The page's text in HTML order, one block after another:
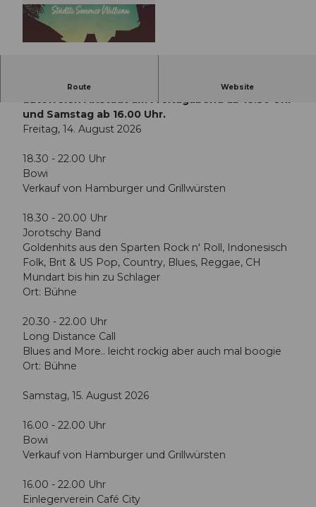
Route Website
Geniessen, Begegnen und Austauschen in der
autofreien Altstadt am Freitagabend ab 18.30 Uhr
und Samstag ab 16.00 Uhr.
Freitag, 14. August 2026
18.30 - 22.00 Uhr
Bowi
Verkauf von Hamburger und Grillwürsten
18.30 - 20.00 Uhr
Jorotschy Band
Goldenhits aus den Sparten Rock n' Roll, Indonesisch
Folk, Brit & US Pop, Country, Blues, Reggae, CH
Mundart bis hin zu Schlager
Ort: Bühne
20.30 - 22.00 Uhr
Long Distance Call
Blues and More.. leicht rockig aber auch mal boogie
Ort: Bühne
Samstag, 15. August 2026
16.00 - 22.00 Uhr
Bowi
Verkauf von Hamburger und Grillwürsten
16.00 - 22.00 Uhr
Einlegerverein Café City